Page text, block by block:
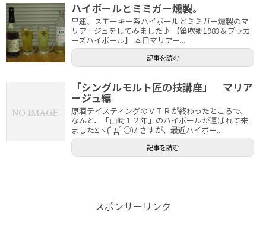
ハイボールとミミガー燻製。
早速、スモーキー系ハイボールとミミガー燻製のマ
リアージュをしてみました♪ 【笛吹郷1983＆ブッカ
ーズハイボール】 本日マリアー...
記事を読む
「シングルモルト匠の技講座」 マリア
ージュ編
原酒テイスティングのＶＴＲが終わったところで、
なんと、「山崎１２年」のハイボールが運ばれて来
ましたΣヽ(ﾟДﾟ○)ﾉ さすが、最近ハイボー...
記事を読む
スポンサーリンク